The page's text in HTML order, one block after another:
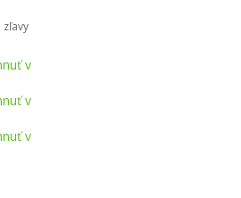
zľavy
v
v
v